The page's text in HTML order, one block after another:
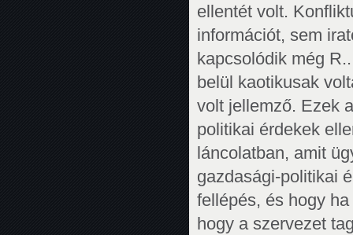
ellentét volt.
információt, sem
kapcsolódik még
belül kaotikusak
volt jellemző. Ezek
politikai érdekek
láncolatban, amit
gazdasági-politikai
fellépés, és hogy
hogy a szervezet